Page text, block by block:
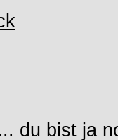
du bist ja